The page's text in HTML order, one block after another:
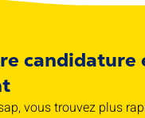
candidature
vous trouvez plus